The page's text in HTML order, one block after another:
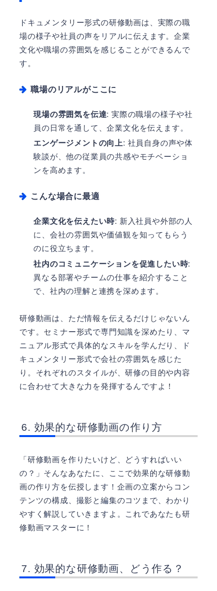
ドキュメンタリー形式の研修動画は、実際の職
場の様子や社員の声をリアルに伝えます。企業
文化や職場の雰囲気を感じることができるんで
す。
職場のリアルがここに
現場の雰囲気を伝達: 実際の職場の様子や社
員の日常を通して、企業文化を伝えます。
エンゲージメントの向上: 社員自身の声や体
験談が、他の従業員の共感やモチベーショ
ンを高めます。
こんな場合に最適
企業文化を伝えたい時: 新入社員や外部の人
に、会社の雰囲気や価値観を知ってもらう
のに役立ちます。
社内のコミュニケーションを促進したい時:
異なる部署やチームの仕事を紹介すること
で、社内の理解と連携を深めます。
研修動画は、ただ情報を伝えるだけじゃないん
です。セミナー形式で専門知識を深めたり、マ
ニュアル形式で具体的なスキルを学んだり、ド
キュメンタリー形式で会社の雰囲気を感じた
り。それぞれのスタイルが、研修の目的や内容
に合わせて大きな力を発揮するんですよ！
効果的な研修動画の作り方
「研修動画を作りたいけど、どうすればいい
の？」そんなあなたに、ここで効果的な研修動
画の作り方を伝授します！企画の立案からコン
テンツの構成、撮影と編集のコツまで、わかり
やすく解説していきますよ。これであなたも研
修動画マスターに！
効果的な研修動画、どう作る？